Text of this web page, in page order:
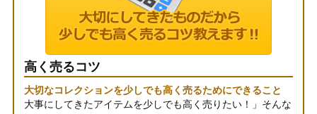
高く売るコツ
大切なコレクションを少しでも高く売るためにできること
大事にしてきたアイテムを少しでも高く売りたい！」そんな